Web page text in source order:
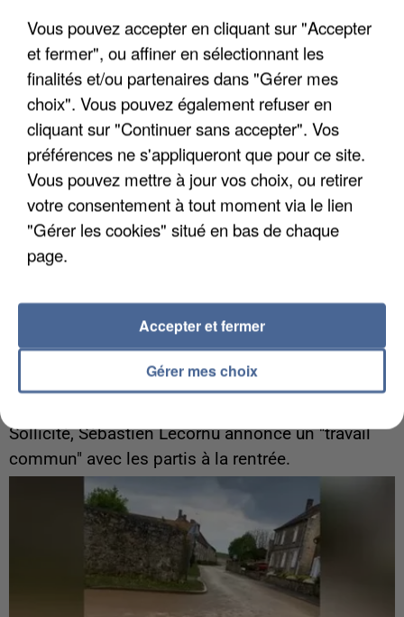
quelques jours plus tôt.
Gabriel Attal et Raphaël Glucksmann visés par des
Sollicité, Sébastien Lecornu annonce un "travail
commun" avec les partis à la rentrée.
Vous pouvez accepter en cliquant sur "Accepter
et fermer", ou affiner en sélectionnant les
finalités et/ou partenaires dans "Gérer mes
choix". Vous pouvez également refuser en
cliquant sur "Continuer sans accepter". Vos
préférences ne s'appliqueront que pour ce site.
Vous pouvez mettre à jour vos choix, ou retirer
votre consentement à tout moment via le lien
"Gérer les cookies" situé en bas de chaque
page.
Gérer mes choix
Accepter et fermer